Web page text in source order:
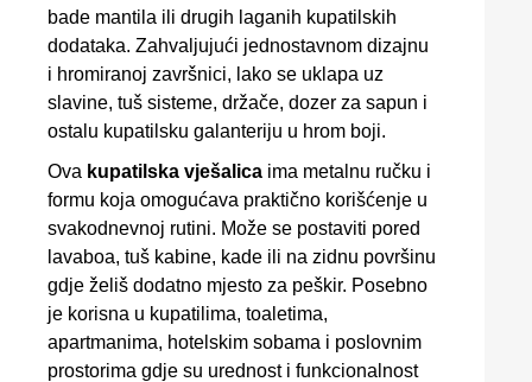
bade mantila ili drugih laganih kupatilskih
dodataka. Zahvaljujući jednostavnom dizajnu
i hromiranoj završnici, lako se uklapa uz
slavine, tuš sisteme, držače, dozer za sapun i
ostalu kupatilsku galanteriju u hrom boji.
Ova kupatilska vješalica ima metalnu ručku i
formu koja omogućava praktično korišćenje u
svakodnevnoj rutini. Može se postaviti pored
lavaboa, tuš kabine, kade ili na zidnu površinu
gdje želiš dodatno mjesto za peškir. Posebno
je korisna u kupatilima, toaletima,
apartmanima, hotelskim sobama i poslovnim
prostorima gdje su urednost i funkcionalnost